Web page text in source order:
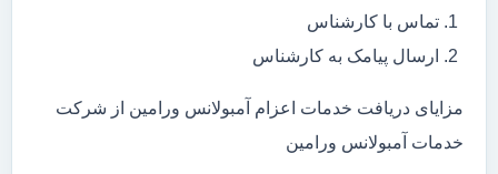
تماس با کارشناس
ارسال پیامک به کارشناس
مزایای دریافت خدمات اعزام آمبولانس ورامین از شرکت
خدمات آمبولانس ورامین